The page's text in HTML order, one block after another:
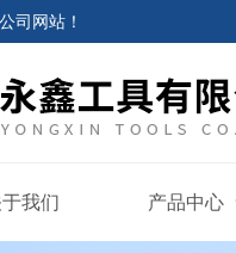
司网站 ！
我们 产品中心